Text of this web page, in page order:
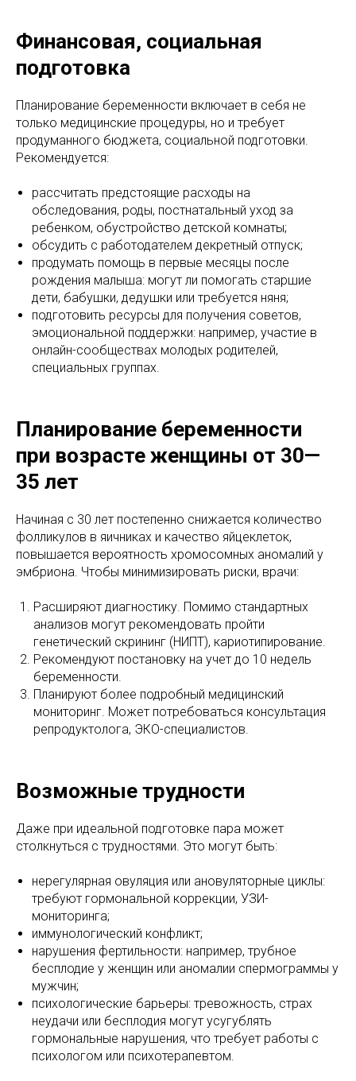
Финансовая, социальная
подготовка
Планирование беременности включает в себя не
только медицинские процедуры, но и требует
продуманного бюджета, социальной подготовки.
Рекомендуется:
рассчитать предстоящие расходы на
обследования, роды, постнатальный уход за
ребенком, обустройство детской комнаты;
обсудить с работодателем декретный отпуск;
продумать помощь в первые месяцы после
рождения малыша: могут ли помогать старшие
дети, бабушки, дедушки или требуется няня;
подготовить ресурсы для получения советов,
эмоциональной поддержки: например, участие в
онлайн-сообществах молодых родителей,
специальных группах.
Планирование беременности
при возрасте женщины от 30—
35 лет
Начиная с 30 лет постепенно снижается количество
фолликулов в яичниках и качество яйцеклеток,
повышается вероятность хромосомных аномалий у
эмбриона. Чтобы минимизировать риски, врачи:
Расширяют диагностику. Помимо стандартных
анализов могут рекомендовать пройти
генетический скрининг (НИПТ), кариотипирование.
Рекомендуют постановку на учет до 10 недель
беременности.
Планируют более подробный медицинский
мониторинг. Может потребоваться консультация
репродуктолога, ЭКО-специалистов.
Возможные трудности
Даже при идеальной подготовке пара может
столкнуться с трудностями. Это могут быть:
нерегулярная овуляция или ановуляторные циклы:
требуют гормональной коррекции, УЗИ-
мониторинга;
иммунологический конфликт;
нарушения фертильности: например, трубное
бесплодие у женщин или аномалии спермограммы у
мужчин;
психологические барьеры: тревожность, страх
неудачи или бесплодия могут усугублять
гормональные нарушения, что требует работы с
психологом или психотерапевтом.